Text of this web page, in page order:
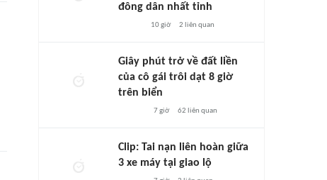
đông dân nhất tỉnh
10 giờ 2 liên quan
Giây phút trở về đất liền
của cô gái trôi dạt 8 giờ
trên biển
7 giờ 62 liên quan
Clip: Tai nạn liên hoàn giữa
3 xe máy tại giao lộ